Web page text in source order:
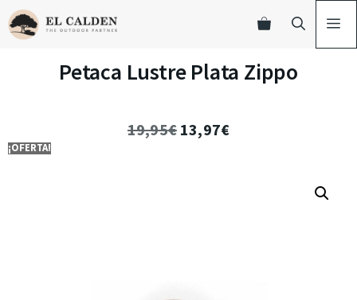
Petaca Lustre Plata Zippo
19,95€ 13,97€
¡OFERTA!